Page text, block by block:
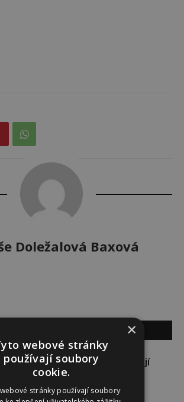
Doležalová Baxová
Gabriela Soukalová se nebojí
sportovat ani v těhotenství
×
webové stránky
používají soubory
cookie.
stránky používají soubory